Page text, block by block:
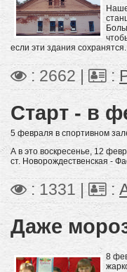
если эти здания сохранятся.
: 2662 | :
Старт - в
5 февраля в спортивном
А в это воскресенье, 12
ст. Новорождественская -
: 1331 | :
Даже
8